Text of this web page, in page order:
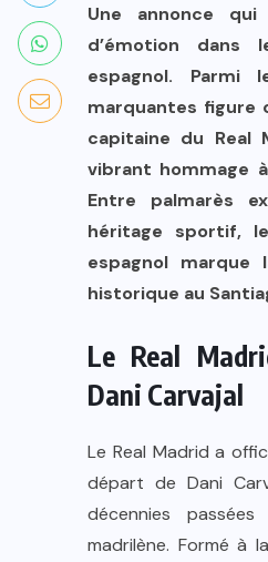
Une annonce
d’émotion dans
espagnol. Parmi
marquantes figure
capitaine du Real
vibrant hommage
Entre palmarès
héritage sportif,
espagnol marque
historique au
Le Real
Dani Carvajal
Le Real Madrid a
départ de Dani
décennies
madrilène. Formé à